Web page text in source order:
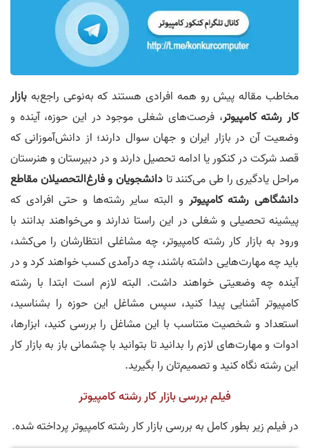
مخاطب مقاله پیش رو همه افرادی هستند که به‌نوعی راجع‌به بازار
کار رشته کامپیوتر، فرصت‌های شغلی موجود در این حوزه، آینده و
وضعیت آن در بازار ایران و جهان سوال دارند؛ از دانش‌آموزانی که
قصد شرکت در کنکور یا ادامه تحصیل دارند و در دبیرستان و هنرستان
مراحل یادگیری را طی می‌کنند تا دانشجویان و فارغ‌التحصیلان مقاطع
دانشگاهی رشته کامپیوتر و البته سایر رشته‌ها و حتی افرادی که
پیشینه تحصیلی و شغلی در این راستا ندارند و می‌خواهند بدانند با
ورود به بازار کار رشته کامپیوتر، چه مشاغلی انتظارشان را می‌کشد،
باید چه مهارت‌هایی داشته باشند، چه درآمدی کسب خواهند کرد و در
آینده چه وضعیتی خواهند داشت. البته لازم است ابتدا با رشته
کامپیوتر آشنایی پیدا کنید، سپس مشاغل این حوزه را بشناسید،
استعداد و شخصیت متناسب با این مشاغل را بررسی کنید، ابزارها،
ادوات و مهارت‌های لازم را بدانید تا بتوانید با چشمانی باز به بازار کار
این رشته نگاه کنید و تصمیم‌تان را بگیرید.
فیلم بررسی بازار کار رشته کامپیوتر
در فیلم زیر بطور کامل به بررسی بازار کار رشته کامپیوتر پرداخته شده.